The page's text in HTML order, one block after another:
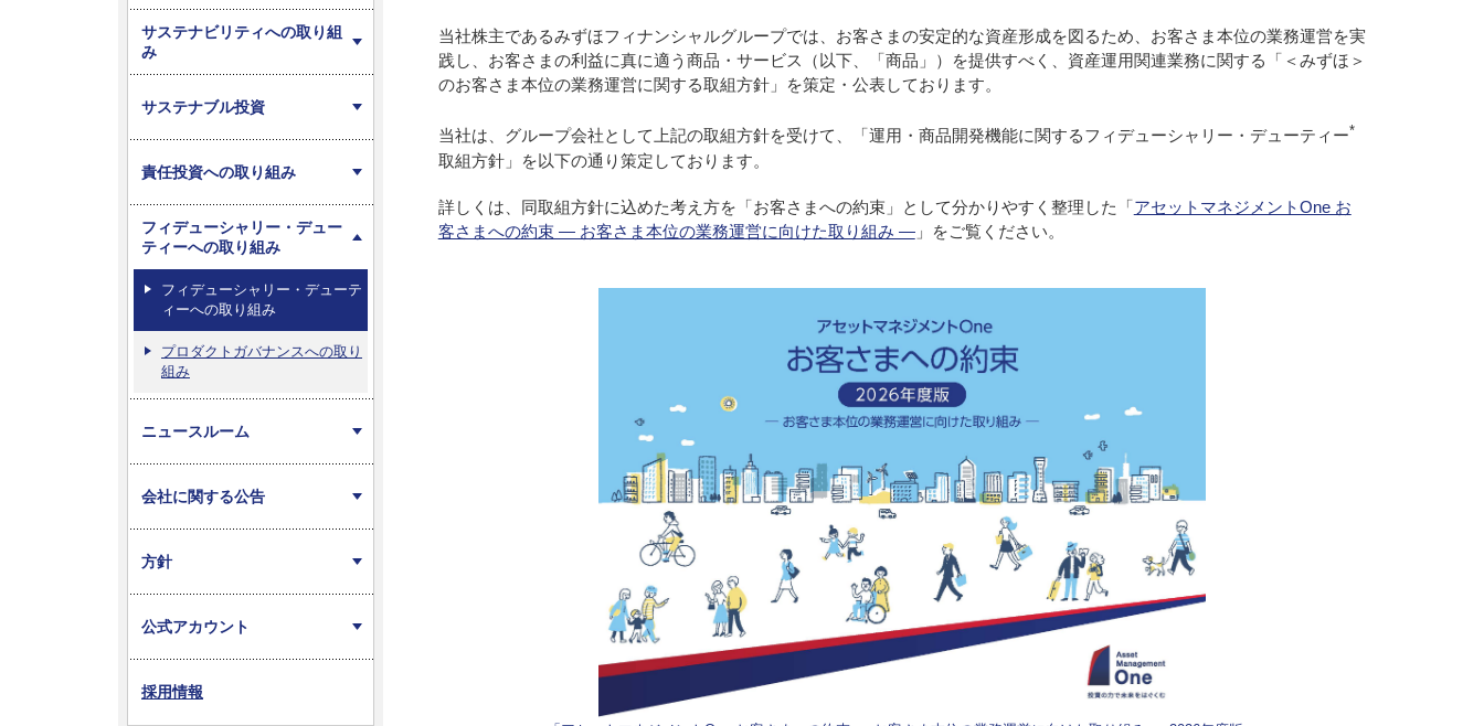
当社株主であるみずほフィナンシャルグループでは、お客さまの安定的な資産形成を図るため、お客さま本位の業務運営を実
践し、お客さまの利益に真に適う商品・サービス（以下、「商品」）を提供すべく、資産運用関連業務に関する「＜みずほ＞
のお客さま本位の業務運営に関する取組方針」を策定・公表しております。
当社は、グループ会社として上記の取組方針を受けて、「運用・商品開発機能に関するフィデューシャリー・デューティー*
取組方針」を以下の通り策定しております。
詳しくは、同取組方針に込めた考え方を「お客さまへの約束」として分かりやすく整理した「アセットマネジメントOne お
客さまへの約束 ― お客さま本位の業務運営に向けた取り組み ―」をご覧ください。
サステナビリティへの取り組
み
サステナブル投資
責任投資への取り組み
フィデューシャリー・デュー
ティーへの取り組み
フィデューシャリー・デューテ
ィーへの取り組み
プロダクトガバナンスへの取り
組み
ニュースルーム
会社に関する公告
方針
公式アカウント
採用情報